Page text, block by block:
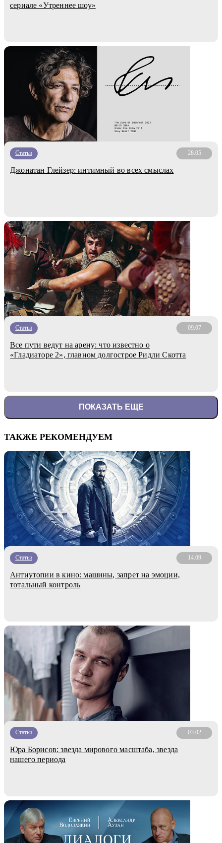
сериале «Утреннее шоу»
Статьи 28.05
Джонатан Глейзер: интимный во всех смыслах
Статьи 09.07
Все пути ведут на арену: что известно о
«Гладиаторе 2», главном долгострое Ридли Скотта
ПОКАЗАТЬ ЕЩЕ
ТАКЖЕ РЕКОМЕНДУЕМ
Статьи 14.09
Антиутопии в кино: машины, запрет на эмоции,
тотальный контроль
Статьи 03.02
Юра Борисов: звезда мирового масштаба, звезда
нашего периода